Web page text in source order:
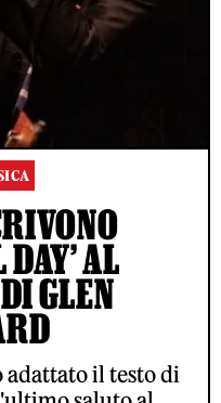
AL
GLEN
adattato il testo di